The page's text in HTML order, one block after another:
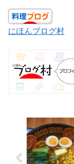
にほんブログ村